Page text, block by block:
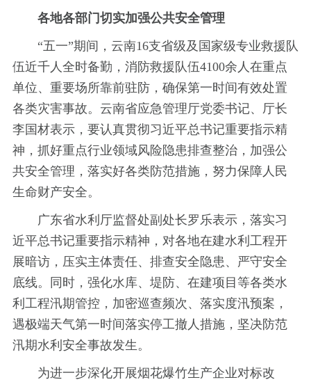
各地各部门切实加强公共安全管理
“五一”期间，云南16支省级及国家级专业救援队
伍近千人全时备勤，消防救援队伍4100余人在重点
单位、重要场所靠前驻防，确保第一时间有效处置
各类灾害事故。云南省应急管理厅党委书记、厅长
李国材表示，要认真贯彻习近平总书记重要指示精
神，抓好重点行业领域风险隐患排查整治，加强公
共安全管理，落实好各类防范措施，努力保障人民
生命财产安全。
广东省水利厅监督处副处长罗乐表示，落实习
近平总书记重要指示精神，对各地在建水利工程开
展暗访，压实主体责任、排查安全隐患、严守安全
底线。同时，强化水库、堤防、在建项目等各类水
利工程汛期管控，加密巡查频次、落实度汛预案，
遇极端天气第一时间落实停工撤人措施，坚决防范
汛期水利安全事故发生。
为进一步深化开展烟花爆竹生产企业对标改